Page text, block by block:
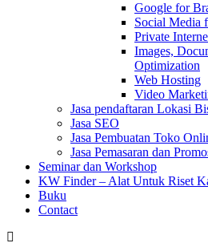
Google for
Social Media
Private
Images,
Optimization
Web Hosting
Video
Jasa pendaftaran Lokasi
Jasa SEO
Jasa Pembuatan Toko
Jasa Pemasaran dan
Seminar dan Workshop
KW Finder – Alat Untuk Riset
Buku
Contact